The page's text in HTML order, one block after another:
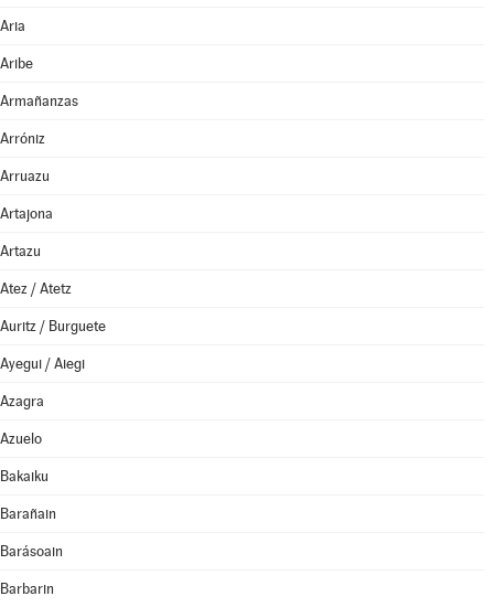
Aria
Aribe
Armañanzas
Arróniz
Arruazu
Artajona
Artazu
Atez / Atetz
Auritz / Burguete
Ayegui / Aiegi
Azagra
Azuelo
Bakaiku
Barañain
Barásoain
Barbarin